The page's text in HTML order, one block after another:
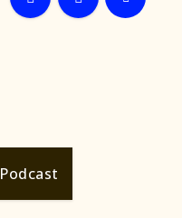
Podcast